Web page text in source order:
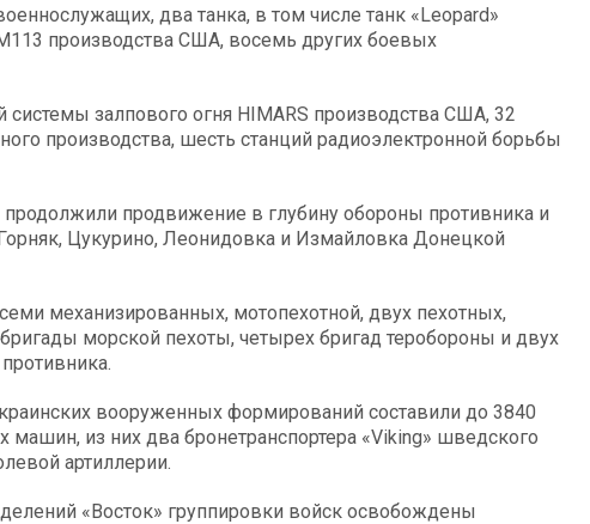
два танка, в том числе танк «Leopard»
производства США, восемь других боевых
залпового огня HIMARS производства США, 32
производства, шесть станций радиоэлектронной борьбы
продвижение в глубину обороны противника и
Цукурино, Леонидовка и Измайловка Донецкой
механизированных, мотопехотной, двух пехотных,
морской пехоты, четырех бригад теробороны и двух
вооруженных формирований составили до 3840
из них два бронетранспортера «Viking» шведского
артиллерии.
«Восток» группировки войск освобождены